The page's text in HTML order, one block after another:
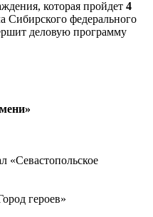
которая пройдет 4
Сибирского федерального
деловую программу
«Севастопольское
героев»